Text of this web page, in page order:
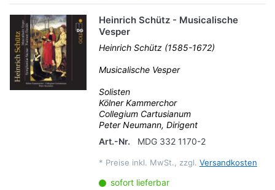
Heinrich Schütz - Musicalische
Vesper
Heinrich Schütz (1585-1672)
Musicalische Vesper
Solisten
Kölner Kammerchor
Collegium Cartusianum
Peter Neumann, Dirigent
Art.-Nr.
MDG 332 1170-2
* Preise inkl. MwSt., zzgl. Versandkosten
sofort lieferbar